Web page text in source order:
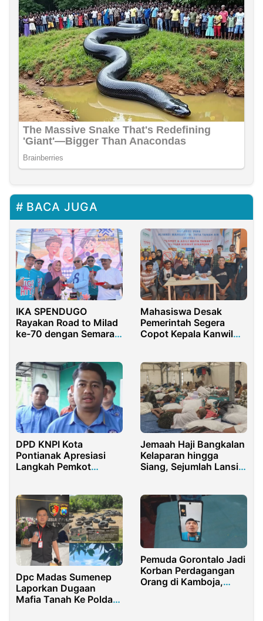
BACA JUGA
IKA SPENDUGO
Rayakan Road to Milad
ke-70 dengan Semarak
Mahasiswa Desak
Pemerintah Segera
Copot Kepala Kanwil
DPD KNPI Kota
Pontianak Apresiasi
Langkah Pemkot
Jemaah Haji Bangkalan
Kelaparan hingga
Siang, Sejumlah Lansia
Dpc Madas Sumenep
Laporkan Dugaan
Mafia Tanah Ke Polda
Pemuda Gorontalo Jadi
Korban Perdagangan
Orang di Kamboja,